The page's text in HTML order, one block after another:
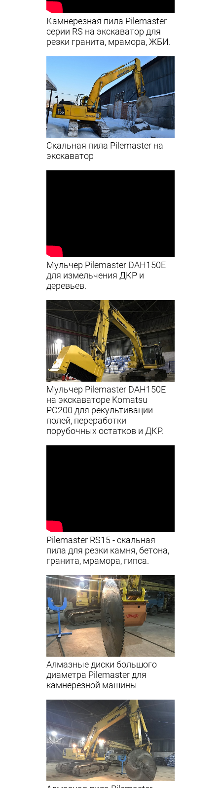
Камнерезная пила Pilemaster
серии RS на экскаватор для
резки гранита, мрамора, ЖБИ.
Скальная пила Pilemaster на
экскаватор
Мульчер Pilemaster DAH150E
для измельчения ДКР и
деревьев.
Мульчер Pilemaster DAH150E
на экскаваторе Komatsu
PC200 для рекультивации
полей, переработки
порубочных остатков и ДКР.
Pilemaster RS15 - cкальная
пила для резки камня, бетона,
гранита, мрамора, гипса.
Алмазные диски большого
диаметра Pilemaster для
камнерезной машины